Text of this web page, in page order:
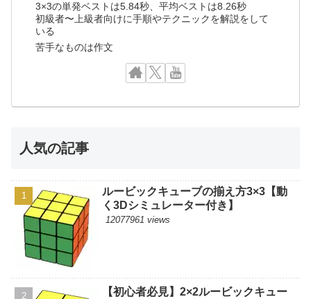
3×3の単発ベストは5.84秒、平均ベストは8.26秒
初級者〜上級者向けに手順やテクニックを解説をして
いる
苦手なものは作文
人気の記事
ルービックキューブの揃え方3×3【動
く3Dシミュレーター付き】
12077961 views
【初心者必見】2×2ルービックキュー